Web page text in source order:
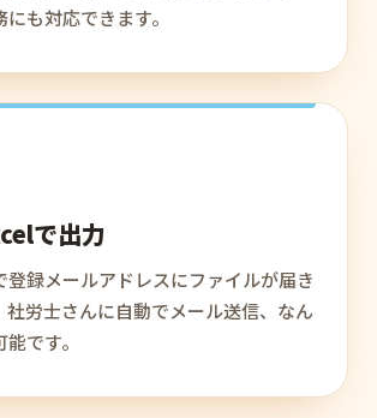
も対応できます。
で出力
登録メールアドレスにファイルが届き
社労士さんに自動でメール送信、なん
です。